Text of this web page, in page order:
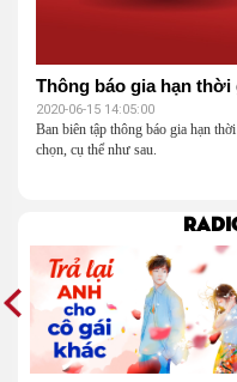
2020-06-15 14:05:00
Ban biên tập thông báo gia hạn
chọn, cụ thể như sau.